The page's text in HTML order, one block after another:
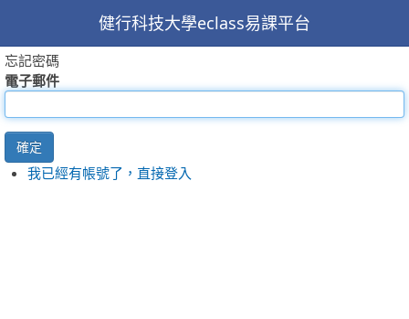
健行科技大學eclass易課平台
忘記密碼
電子郵件
確定
我已經有帳號了，直接登入